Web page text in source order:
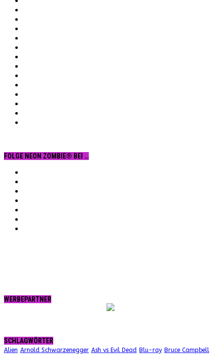
FOLGE NEON ZOMBIE® BEI …
WERBEPARTNER
SCHLAGWÖRTER
Alien Arnold Schwarzenegger Ash vs Evil Dead Blu-ray Bruce Campbell